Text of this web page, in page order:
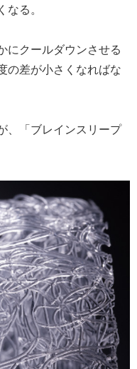
る。
にクールダウンさせる
の差が小さくなればな
、「ブレインスリープ